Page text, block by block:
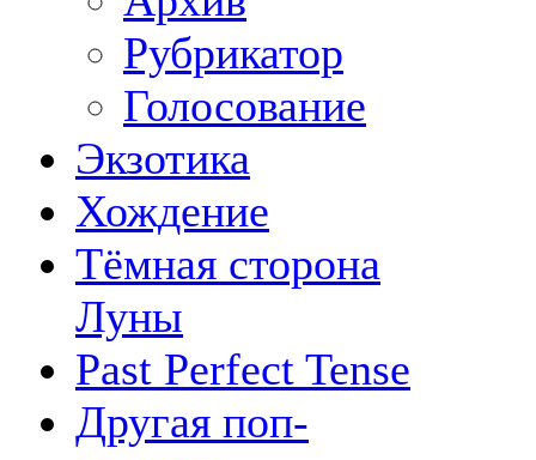
Рубрикатор
Голосование
Экзотика
Хождение
Тёмная сторона
Луны
Past Perfect Tense
Другая поп-